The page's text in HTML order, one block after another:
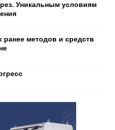
Уникальным условиям
методов и средств